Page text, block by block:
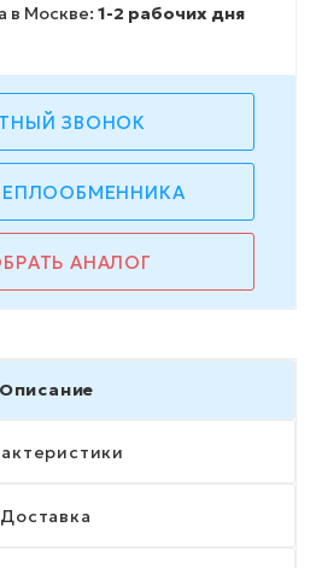
в Москве: 1-2 рабочих дня
ЗВОНОК
АНАЛОГ
Описание
Доставка